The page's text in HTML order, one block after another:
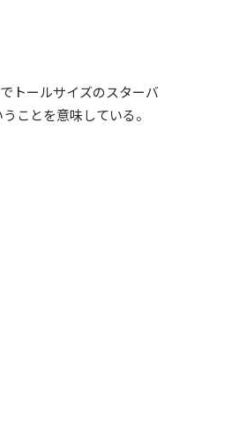
トールサイズのスターバ
ことを意味している。